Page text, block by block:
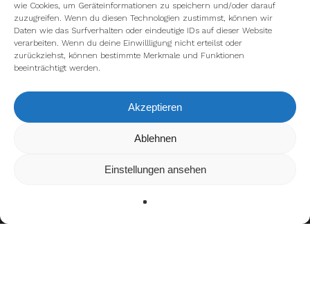
wie Cookies, um Geräteinformationen zu speichern und/oder darauf
zuzugreifen. Wenn du diesen Technologien zustimmst, können wir
Daten wie das Surfverhalten oder eindeutige IDs auf dieser Website
verarbeiten. Wenn du deine Einwillligung nicht erteilst oder
zurückziehst, können bestimmte Merkmale und Funktionen
beeinträchtigt werden.
Akzeptieren
Ablehnen
Einstellungen ansehen
Wir verwenden Cookies, um dir die bestmögliche Erfahrung auf
kannst du erfahren, welche Cookies wir
verwenden oder sie ausschalten.